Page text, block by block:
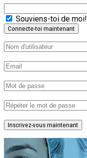
Souviens-toi de moi!
Inscrivez-vous maintenant